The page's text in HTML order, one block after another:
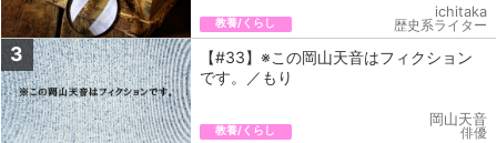
教養/くらし
ichitaka
歴史系ライター
3
【#33】※この岡山天音はフィクション
です。／もり
教養/くらし
岡山天音
俳優